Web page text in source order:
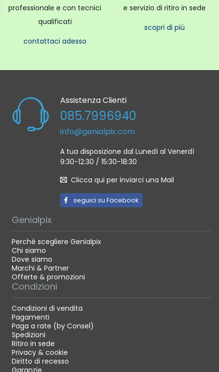
professionale e con tecnici
qualificati
contattaci adesso
e servizio di ritiro in sede
scopri di più
Assistenza Clienti
085.7996940
info@genialpix.com
A tua disposizione dal Lunedì al Venerdì
9:30-12:30 / 15:30-18:30
Clicca qui per inviarci una Mail
seguici su Facebook
Genialpix
Perché scegliere Genialpix
Chi siamo
Dove siamo
Marchi & Partner
Offerte & promozioni
Condizioni
Condizioni di vendita
Pagamenti
Paga a rate (by Consel)
Spedizioni
Ritiro in sede
Privacy & cookie
Diritto di recesso